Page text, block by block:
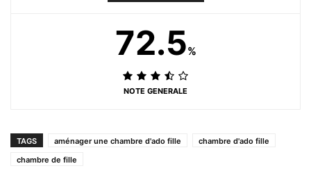
72.5%
NOTE GENERALE
TAGS aménager une chambre d'ado fille
chambre d'ado fille
chambre de fille